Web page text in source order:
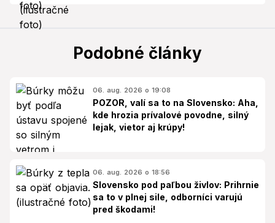
Podobné články
06. aug. 2026 o 19:08
POZOR, valí sa to na Slovensko: Aha,
kde hrozia prívalové povodne, silný
lejak, vietor aj krúpy!
06. aug. 2026 o 18:56
Slovensko pod paľbou živlov: Prihrnie
sa to v plnej sile, odborníci varujú
pred škodami!